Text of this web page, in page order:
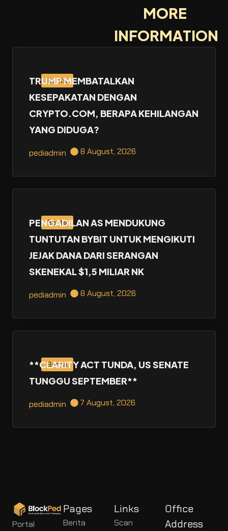
MORE
INFORMATION
Berita
TRUMP MEMBATALKAN
KESEPAKATAN DENGAN
CRYPTO.COM, BERAPA KEHILANGAN
YANG DIDUGA?
pediadmin 8 August, 2026
Berita
PENGADILAN AS MENDUKUNG
TUNTUTAN BYBIT UNTUK MENGIKUTI
JEJAK DANA DARI SERANGAN
SKENEKAL $1,5 MILIAR NK
pediadmin 8 August, 2026
Berita
**CLARITY ACT TUNDA, US SENATE
TUNGGU SEPTEMBER**
pediadmin 7 August, 2026
Portal
Pages
Berita
Links
Scan
Office
Address